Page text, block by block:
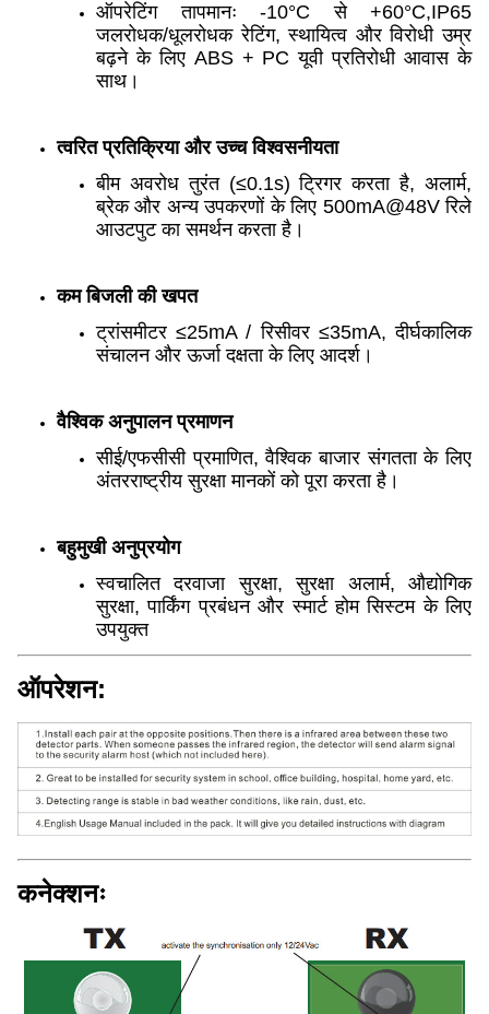
ऑपरेटिंग तापमानः -10°C से +60°C,IP65
जलरोधक/धूलरोधक रेटिंग, स्थायित्व और विरोधी उम्र
बढ़ने के लिए ABS + PC यूवी प्रतिरोधी आवास के
साथ।
त्वरित प्रतिक्रिया और उच्च विश्वसनीयता
बीम अवरोध तुरंत (≤0.1s) ट्रिगर करता है, अलार्म,
ब्रेक और अन्य उपकरणों के लिए 500mA@48V रिले
आउटपुट का समर्थन करता है।
कम बिजली की खपत
ट्रांसमीटर ≤25mA / रिसीवर ≤35mA, दीर्घकालिक
संचालन और ऊर्जा दक्षता के लिए आदर्श।
वैश्विक अनुपालन प्रमाणन
सीई/एफसीसी प्रमाणित, वैश्विक बाजार संगतता के लिए
अंतरराष्ट्रीय सुरक्षा मानकों को पूरा करता है।
बहुमुखी अनुप्रयोग
स्वचालित दरवाजा सुरक्षा, सुरक्षा अलार्म, औद्योगिक
सुरक्षा, पार्किंग प्रबंधन और स्मार्ट होम सिस्टम के लिए
उपयुक्त
ऑपरेशन:
कनेक्शनः